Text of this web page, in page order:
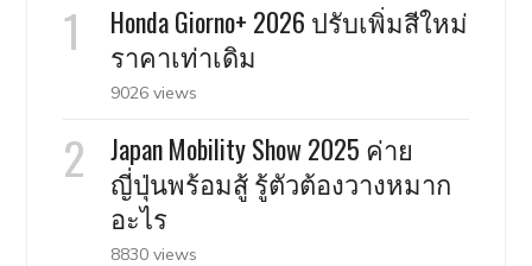
Honda Giorno+ 2026 ปรับเพิ่มสีใหม่
ราคาเท่าเดิม
9026 views
Japan Mobility Show 2025 ค่าย
ญี่ปุ่นพร้อมสู้ รู้ตัวต้องวางหมาก
อะไร
8830 views